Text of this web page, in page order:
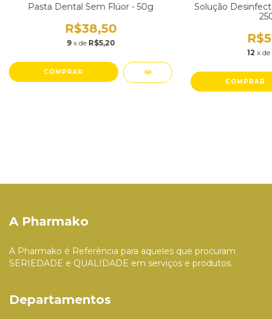
Pasta Dental Sem Flúor - 50g
R$38,50
9 x de R$5,20
Solução
12 x de
A Pharmako
A Pharmako é Referência para aqueles que procuram
SERIEDADE e QUALIDADE em serviços e produtos.
Departamentos